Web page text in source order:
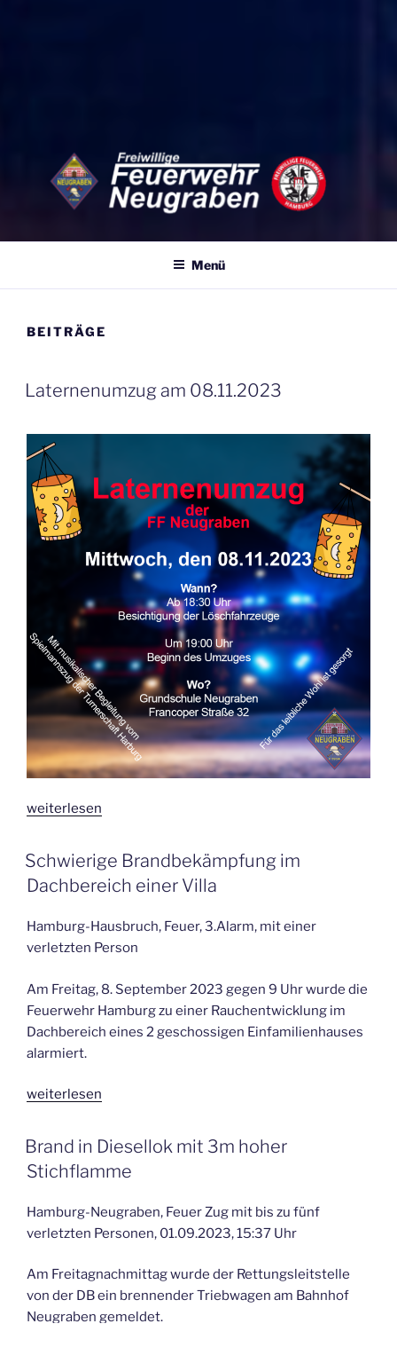
FF NEUGRABEN
Menü
BEITRÄGE
VERÖFFENTLICHT
AM
Laternenumzug am 08.11.2023
„Laternenumzug
08.11.2023“
weiterlesen
VERÖFFENTLICHT
AM
Schwierige Brandbekämpfung im
Dachbereich einer Villa
Hamburg-Hausbruch, Feuer, 3.Alarm, mit einer
verletzten Person
Am Freitag, 8. September 2023 gegen 9 Uhr wurde die
Feuerwehr Hamburg zu einer Rauchentwicklung im
Dachbereich eines 2 geschossigen Einfamilienhauses
alarmiert.
„Schwierige
im
Dachbereich
einer
weiterlesen
VERÖFFENTLICHT
AM
Brand in Diesellok mit 3m hoher
Stichflamme
Hamburg-Neugraben, Feuer Zug mit bis zu fünf
verletzten Personen, 01.09.2023, 15:37 Uhr
Am Freitagnachmittag wurde der Rettungsleitstelle
von der DB ein brennender Triebwagen am Bahnhof
Neugraben gemeldet.